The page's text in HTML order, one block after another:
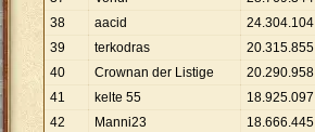
38
aacid 24.304.104
39
terkodras 20.315.855
40
Crownan der Listige 20.290.958
41
kelte 55 18.925.097
42
Manni23 18.666.445